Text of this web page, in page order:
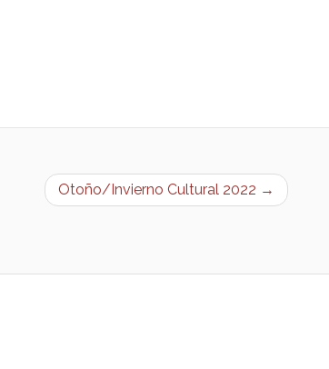
Otoño/Invierno Cultural 2022 →